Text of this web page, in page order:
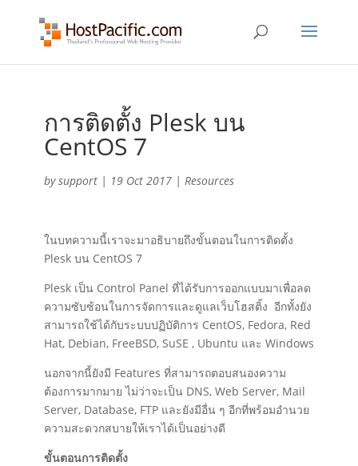
การติดตั้ง Plesk บน
CentOS 7
bysupport| 19 Oct 2017| Resources
ในบทความนี้เราจะมาอธิบายถึงขั้นตอนในการติดตั้ง
Plesk บน CentOS 7
Plesk เป็น Control Panel ที่ได้รับการออกแบบมาเพื่อลด
ความซับซ้อนในการจัดการและดูแลเว็บโฮสติ้ง อีกทั้งยัง
สามารถใช้ได้กับระบบปฏิบัติการ CentOS, Fedora, Red
Hat, Debian, FreeBSD, SuSE , Ubuntu และ Windows
นอกจากนี้ยังมี Features ที่สามารถตอบสนองความ
ต้องการมากมาย ไม่ว่าจะเป็น DNS, Web Server, Mail
Server, Database, FTP และยังมีอื่น ๆ อีกที่พร้อมอำนวย
ความสะดวกสบายให้เราได้เป็นอย่างดี
ขั้นตอนการติดตั้ง